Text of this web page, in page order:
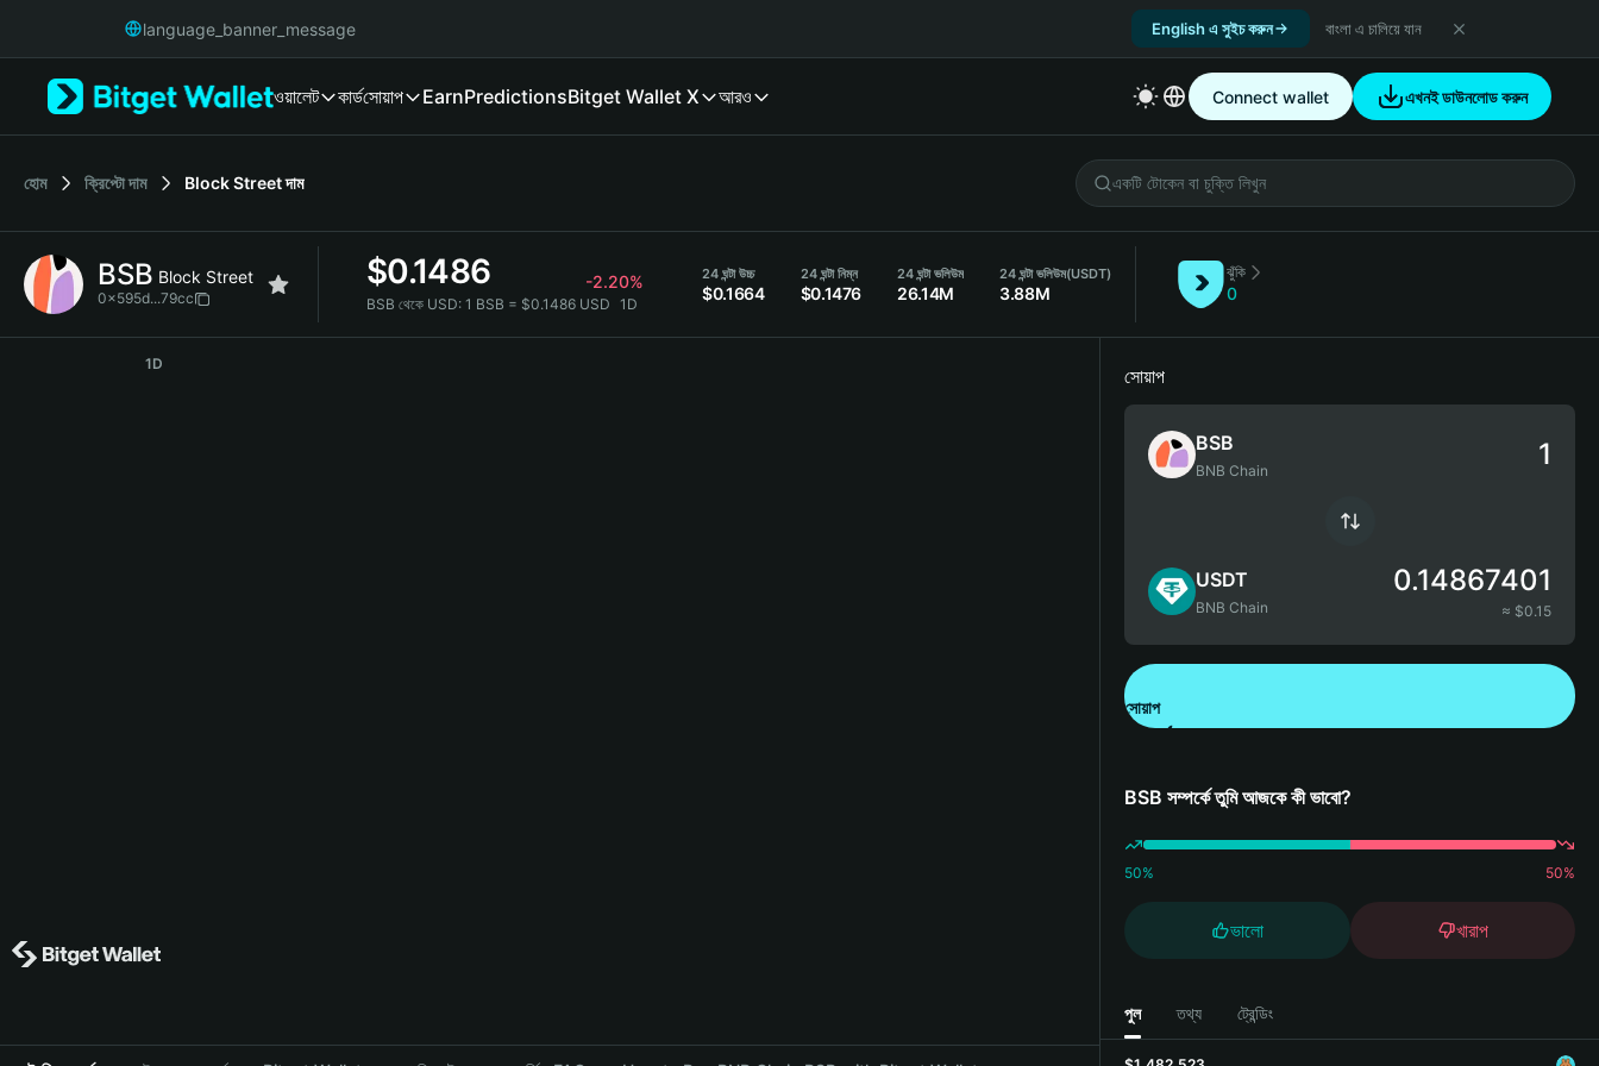
Русский
Italiano
简体中文
繁體中文
Bahasa Indonesia
language_banner_message English এ সুইচ করুন বাংলা এ চালিয়ে যান
ওয়ালেট কার্ডসোয়াপ EarnPredictionsBitget Wallet X আরও Connect wallet এখনই ডাউনলোড করুন
হোম ক্রিপ্টো দাম Block Streetদাম
BSB Block Street
0x595d...79cc
$0.1486 -2.20%
BSB থেকে USD: 1 BSB = $0.1486 USD 1D
24 ঘন্টা উচ্চ
$0.1664
24 ঘন্টা নিম্ন
$0.1476
24 ঘন্টা ভলিউম
26.14M
24 ঘন্টা ভলিউম(USDT)
3.88M
ঝুঁকি
0
1D
সোয়াপ
BSB
BNB Chain
USDT
BNB Chain
0.14867401
≈ $0.15
সোয়াপ
BSB সম্পর্কে তুমি আজকে কী ভাবো?
50% 50%
ভালো খারাপ
পুল তথ্য ট্রেন্ডিং